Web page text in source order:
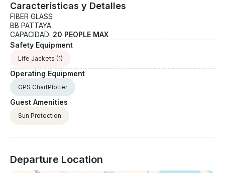
Características y Detalles
FIBER GLASS
BB PATTAYA
CAPACIDAD: 20 PEOPLE MAX
Safety Equipment
Life Jackets (1)
Operating Equipment
GPS ChartPlotter
Guest Amenities
Sun Protection
Departure Location